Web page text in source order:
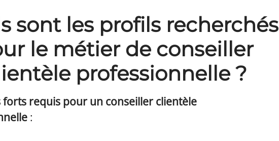
sont les profils recherchés
le métier de conseiller
professionnelle ?
forts requis pour un conseiller clientèle
: